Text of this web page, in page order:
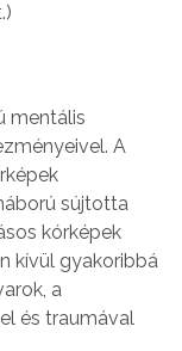
mentális
A
sújtotta
kórképek
kívül gyakoribbá
a
és traumával